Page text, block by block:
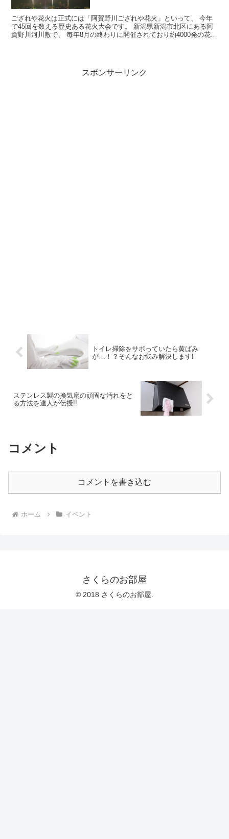
ござれや花火は正式には「阿賀野川ござれや花火」といって、 今年
で45回を数える歴史ある花火大会です。 新潟県新潟市北区にある阿
賀野川河川敷で、 毎年8月の終わりに開催されており約4000発の花火
スポンサーリンク
トイレ掃除をサボっていたら黄ばみ
が…！？そんなお悩み解決します!
ステンレス製の換気扇の頑固な汚れをと
る方法を達人が伝授!!
コメント
コメントを書き込む
ホーム イベント
さくらのお部屋
© 2018 さくらのお部屋.